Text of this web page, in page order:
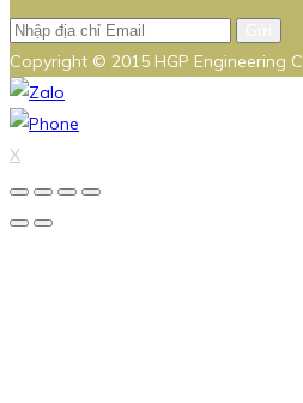
Copyright © 2015 HGP Engineering
X